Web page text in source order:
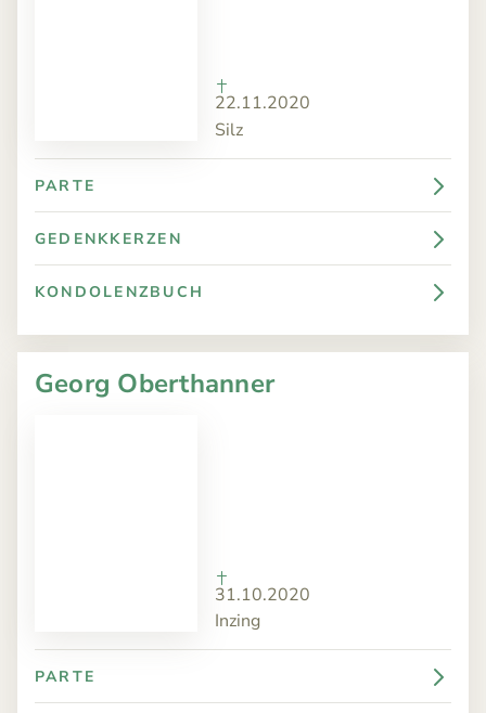
22.11.2020
Silz
PARTE
GEDENKKERZEN
KONDOLENZBUCH
Georg Oberthanner
31.10.2020
Inzing
PARTE